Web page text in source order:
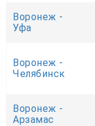
Воронеж -
Уфа
Воронеж -
Челябинск
Воронеж -
Арзамас